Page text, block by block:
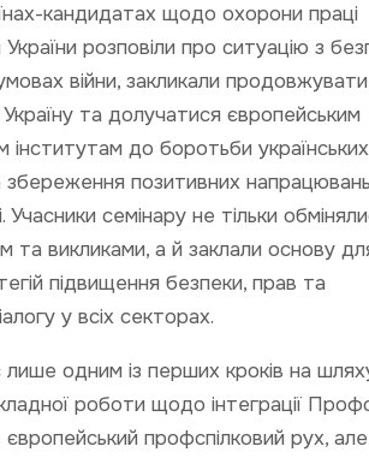
кандидатах щодо охорони праці
розповіли про ситуацію з
війни, закликали продовжувати
та долучатися європейським
інститутам до боротьби українських
збереження позитивних
Учасники семінару не тільки
та викликами, а й заклали основу
підвищення безпеки, прав та
у всіх секторах.
лише одним із перших кроків на
роботи щодо інтеграції
профспілковий рух,